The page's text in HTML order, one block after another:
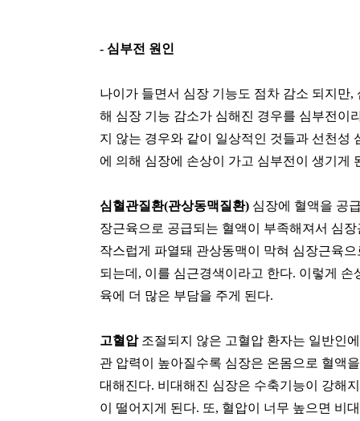
- 심부전 원인
나이가 들면서 심장 기능도 점차 감소 되지만,
해 심장 기능 감소가 심해진 경우를 심부전이
지 않는 경우와 같이 일상적인 것들과 선천성
에 의해 심장에 손상이 가고 심부전이 생기게
심혈관질환(관상동맥질환) 심장에 혈액을 공
장근육으로 공급되는 혈액이 부족해져서 심
작스럽게 파열돼 관상동맥이 막혀 심장근육
되는데 , 이를 심근경색이라고 한다. 이렇게 손
육에 더 많은 부담을 주게 된다.
고혈압 조절되지 않은 고혈압 환자는 일반인
관 압력이 높아질수록 심장은 온몸으로 혈액
대해진다. 비대해진 심장은 수축기능이 강해
이 떨어지게 된다. 또, 혈압이 너무 높으면 비